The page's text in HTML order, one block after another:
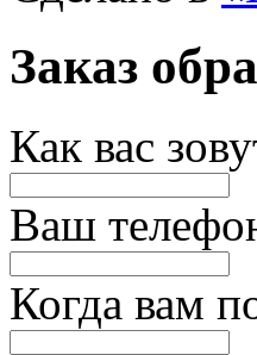
Заказ
Как вас
Ваш
Когда вам